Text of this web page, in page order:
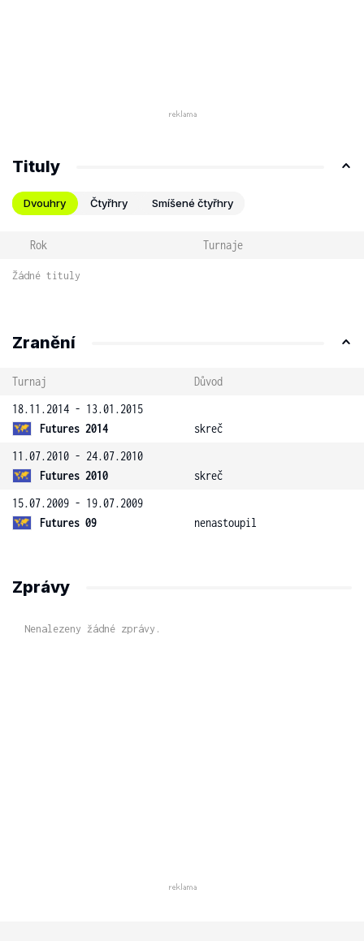
Tituly
Dvouhry Čtyřhry Smíšené čtyřhry
Rok Turnaje
Žádné tituly
Zranění
Turnaj
Důvod
18.11.2014 - 13.01.2015
Futures 2014
skreč
11.07.2010 - 24.07.2010
Futures 2010
skreč
15.07.2009 - 19.07.2009
Futures 09
nenastoupil
Zprávy
Nenalezeny žádné zprávy.